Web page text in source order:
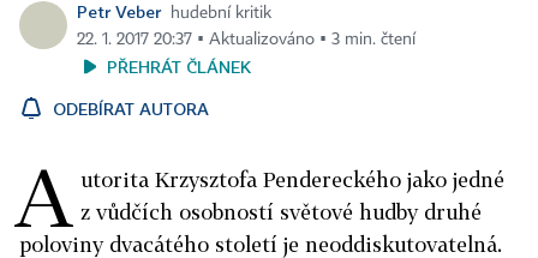
Petr Veber
hudební kritik
22. 1. 2017 20:37 ▪ Aktualizováno ▪ 3 min. čtení
PŘEHRÁT ČLÁNEK
ODEBÍRAT AUTORA
A utorita Krzysztofa Pendereckého jako jedné
z vůdčích osobností světové hudby druhé
poloviny dvacátého století je neoddiskutovatelná.